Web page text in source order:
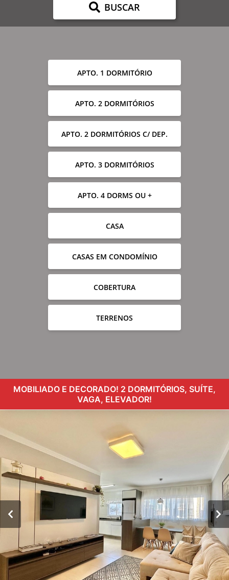
BUSCAR
APTO. 1 DORMITÓRIO
APTO. 2 DORMITÓRIOS
APTO. 2 DORMITÓRIOS C/ DEP.
APTO. 3 DORMITÓRIOS
APTO. 4 DORMS OU +
CASA
CASAS EM CONDOMÍNIO
COBERTURA
TERRENOS
MOBILIADO E DECORADO! 2 DORMITÓRIOS, SUÍTE,
VAGA, ELEVADOR!